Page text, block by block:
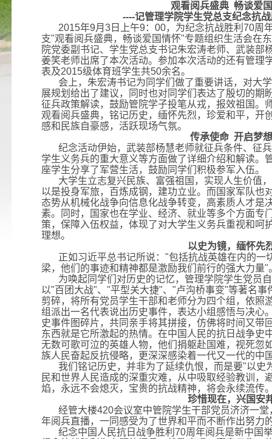
观看阅兵盛典 畅谈爱
----记管理学院学生党总支纪念抗
2015年9月3日上午9：00，为纪念抗战胜利70周
支"观看阅兵盛典，畅谈爱国情怀"专题组织生活会在
院党委副书记、学生党总支书记朱宏涛老师、武装部
姜笑老师出席了本次活动。参加本次活动的还有管理
表及2015级体育班学生共50余名。
会上，朱宏涛书记为同学们做了重要讲话，对大
展规划给出了建议，同时也对同学们表达了殷切的期
征兵政策解读，鼓励管院学子投笔从戎，报效祖国。
观看阅兵盛典，铭记历史，缅怀先烈，珍爱和平，开
感和民族自豪感，活跃现场气氛。
传承使命 开启梦想
纪念活动伊始，武装部杨慧老师就征兵条件、征
学生义务兵的重大意义等方面做了详细介绍和解读。
座学生分享了军营生活，鼓励同学们积极参军入伍。
大学生立志复兴民族、富强祖国，实现人生价值
以是投身军旅，百炼成钢，建功立业。而国家军队也
态势从机械化战争向信息化战争转变，高素质人才是
素。同时，国家也在学业、经济、就业等多个方面专
策，保障入伍权益，体现了对大学生义务兵重视和呵
理想。
以史为镜，缅怀先
正如习近平总书记所说："包括抗战英雄在内的一
梁，他们的事迹和精神都是激励我们前行的强大力量"
为唤起同学们对历史的记忆，管理学院学生党员
以"百团大战"、"平型关大捷"、"卢沟桥事变"等著名事
剪碎，将所有党员学生干部和老师分为四个组，依照
组派出一名代表说出历史事件，表达小组感悟与决心
史事件图碎片，共同亲手将其拼接，仿佛将时间又带
东西就是它所激起的热情。在中国人民的抗日战争史
无数可歌可泣的英雄人物，他们捐躯赴国难，视死忽
族人民奋起反抗侵略，更深深感染着一代又一代的中
我们铭记历史，并非为了延续仇恨，而是要"以史
民和世界人民造成的深重灾难，从中吸取经验教训，
焰，永远不会熄灭，宝贵的抗战精神，将会永续流传
珍惜现在，兴国安
经管大楼420会议室中管院学生干部党员济济一
年阅兵直播，一同感受为了世界和平而不断作出努力
纪念中国人民抗日战争胜利70周年阅兵是新中国